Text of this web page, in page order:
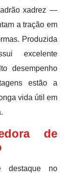
xadrez —
a tração em
Produzida
excelente
desempenho
estão a
vida útil em
de
destaque no